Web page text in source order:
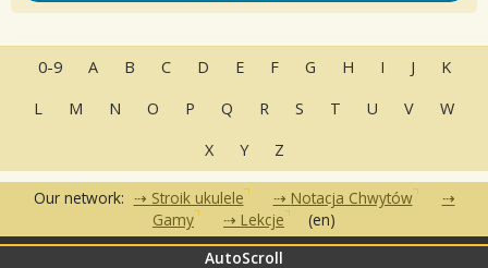
AutoScroll
0-9 A B C D E F G H I J
K
L
M N O P Q R S T U V
W
X
Y Z
Our network: Stroik ukulele
Notacja Chwytów
Gamy
Lekcje (en)
Często zadawane pytania•Kontakt